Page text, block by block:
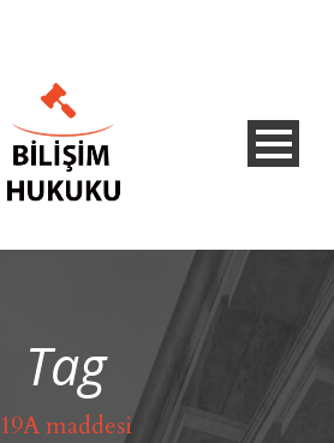
Tag
19A maddesi